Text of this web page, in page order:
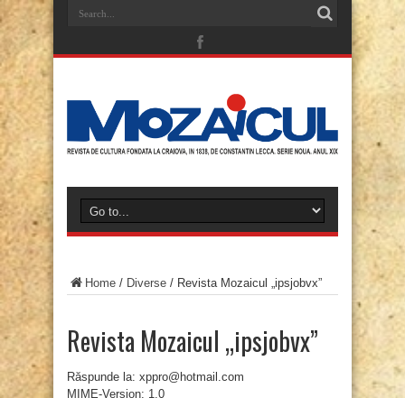
Home / Diverse / Revista Mozaicul „ipsjobvx”
Revista Mozaicul „ipsjobvx”
Răspunde la: xppro@hotmail.com
MIME-Version: 1.0